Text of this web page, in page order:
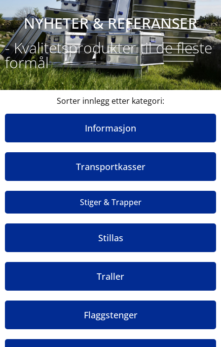
NYHETER & REFERANSER
- Kvalitetsprodukter til de fleste
formål
Sorter innlegg etter kategori:
Informasjon
Transportkasser
Stiger & Trapper
Stillas
Traller
Flaggstenger